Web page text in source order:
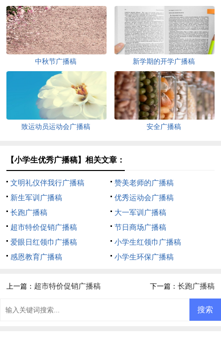
中秋节广播稿 新学期的开学广播稿
致运动员运动会广播稿 安全广播稿
【小学生优秀广播稿】相关文章：
文明礼仪伴我行广播稿
赞美老师的广播稿
新生军训广播稿
优秀运动会广播稿
长跑广播稿
大一军训广播稿
超市特价促销广播稿
节日商场广播稿
爱眼日红领巾广播稿
小学生红领巾广播稿
感恩教育广播稿
小学生环保广播稿
上一篇： 超市特价促销广播稿 下一篇： 长跑广播稿